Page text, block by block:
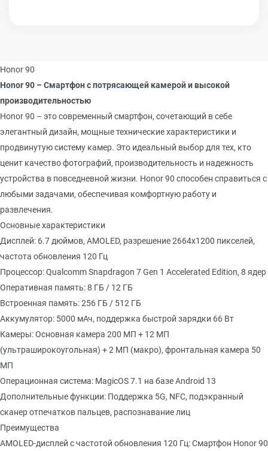
Honor 90
Honor 90 – Смартфон с потрясающей камерой и высокой
производительностью
Honor 90 – это современный смартфон, сочетающий в себе
элегантный дизайн, мощные технические характеристики и
продвинутую систему камер. Это идеальный выбор для тех, кто
ценит качество фотографий, производительность и надежность
устройства в повседневной жизни. Honor 90 способен справиться с
любыми задачами, обеспечивая комфортную работу и
развлечения.
Основные характеристики
Дисплей: 6.7 дюймов, AMOLED, разрешение 2664x1200 пикселей,
частота обновления 120 Гц
Процессор: Qualcomm Snapdragon 7 Gen 1 Accelerated Edition, 8 ядер
Оперативная память: 8 ГБ / 12 ГБ
Встроенная память: 256 ГБ / 512 ГБ
Аккумулятор: 5000 мАч, поддержка быстрой зарядки 66 Вт
Камеры: Основная камера 200 МП + 12 МП
(ультраширокоугольная) + 2 МП (макро), фронтальная камера 50
МП
Операционная система: MagicOS 7.1 на базе Android 13
Дополнительные функции: Поддержка 5G, NFC, подэкранный
сканер отпечатков пальцев, распознавание лиц
Преимущества
AMOLED-дисплей с частотой обновления 120 Гц: Смартфон Honor 90